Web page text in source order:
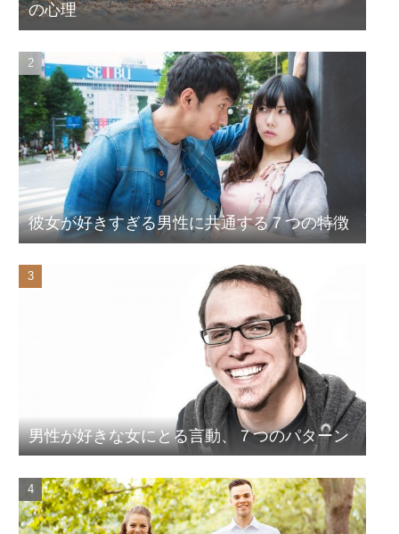
の心理
彼女が好きすぎる男性に共通する７つの特徴
男性が好きな女にとる言動、７つのパターン